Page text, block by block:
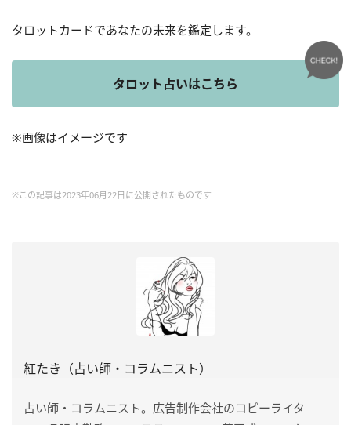
タロットカードであなたの未来を鑑定します。
タロット占いはこちら
※画像はイメージです
※この記事は2023年06月22日に公開されたものです
紅たき（占い師・コラムニスト）
占い師・コラムニスト。広告制作会社のコピーライタ